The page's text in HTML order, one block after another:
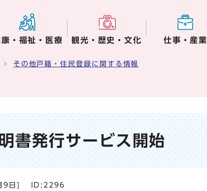
・福祉・医療 観光・歴史・文化 仕事・産業
その他戸籍・住民登録に関する情報
書発行サービス開始
9日 ID:2296